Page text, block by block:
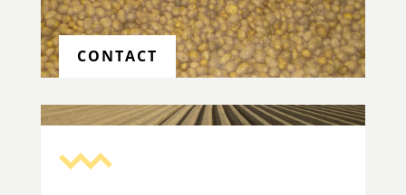
CONTACT